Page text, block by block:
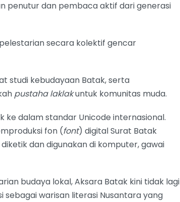
penutur dan pembaca aktif dari generasi
secara kolektif gencar
studi kebudayaan Batak, serta
pustaha laklakuntuk komunitas muda.
ke dalam standar Unicode internasional.
fon (font) digital Surat Batak
dan digunakan di komputer, gawai
budaya lokal, Aksara Batak kini tidak lagi
warisan literasi Nusantara yang